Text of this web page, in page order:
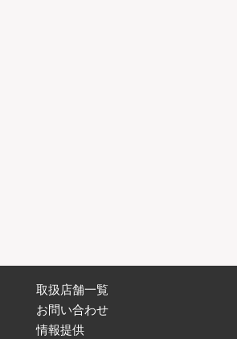
取扱店舗一覧
お問い合わせ
情報提供